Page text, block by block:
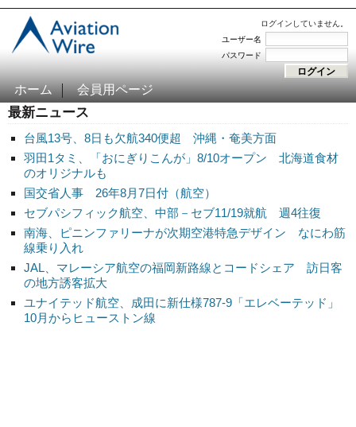
ログインしていません。
ユーザー名
パスワード
ホーム 会員用ページ
最新ニュース
台風13号、8日も欠航340便超 沖縄・奄美方面
羽田1タミ、「おにぎりこんが」8/10オープン 北海道食材
のオリジナルも
国交省人事 26年8月7日付（航空）
セブパシフィック航空、中部－セブ11/19就航 週4往復
南海、ピニンファリーナが次期空港特急デザイン なにわ筋
線乗り入れ
JAL、マレーシア航空の福岡新路線とコードシェア 訪日客
の地方誘客拡大
ユナイテッド航空、成田に新仕様787-9「エレベーテッド」
10月からヒューストン線